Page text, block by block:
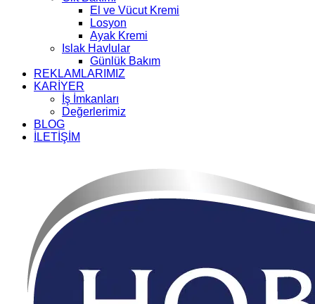
El ve Vücut Kremi
Losyon
Ayak Kremi
Islak Havlular
Günlük Bakım
REKLAMLARIMIZ
KARİYER
İş İmkanları
Değerlerimiz
BLOG
İLETİŞİM